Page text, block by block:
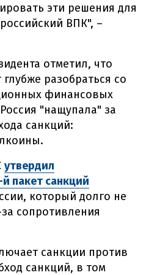
эти решения для
ВПК", –
отметил, что
разобраться со
финансовых
"нащупала" за
санкций:
утвердил
пакет санкций
который долго не
сопротивления
санкции против
санкций, в том